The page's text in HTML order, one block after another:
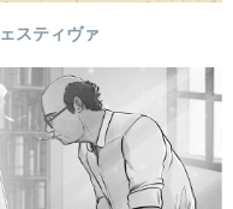
スティヴァ